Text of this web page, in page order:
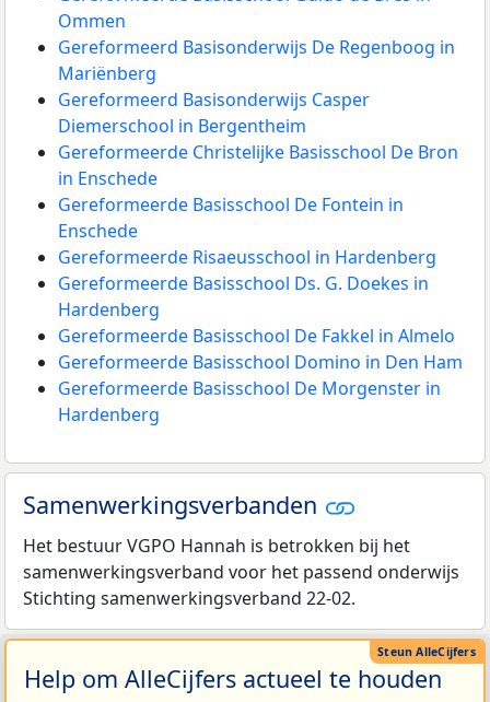
Ommen
Gereformeerd Basisonderwijs De Regenboog in
Mariënberg
Gereformeerd Basisonderwijs Casper
Diemerschool in Bergentheim
Gereformeerde Christelijke Basisschool De Bron
in Enschede
Gereformeerde Basisschool De Fontein in
Enschede
Gereformeerde Risaeusschool in Hardenberg
Gereformeerde Basisschool Ds. G. Doekes in
Hardenberg
Gereformeerde Basisschool De Fakkel in Almelo
Gereformeerde Basisschool Domino in Den Ham
Gereformeerde Basisschool De Morgenster in
Hardenberg
Samenwerkingsverbanden
Het bestuur VGPO Hannah is betrokken bij het
samenwerkingsverband voor het passend onderwijs
Stichting samenwerkingsverband 22-02.
Help om AlleCijfers actueel te houden